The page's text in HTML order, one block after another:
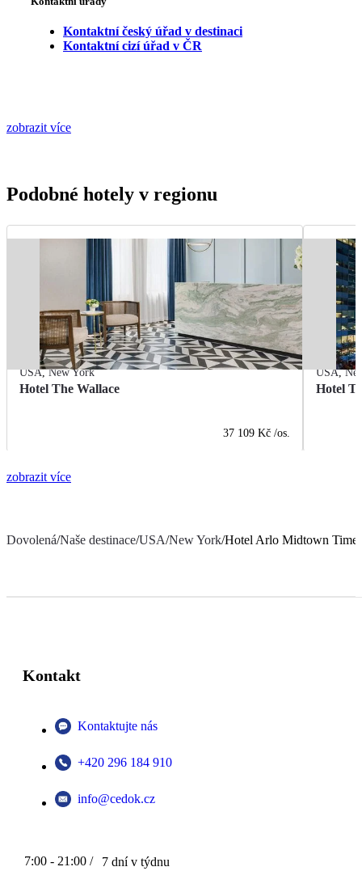
Kontaktní český úřad v destinaci
Kontaktní cizí úřad v ČR
zobrazit více
Podobné hotely v regionu
USA,New York
Hotel The Wallace
37 109 Kč /os.
USA,
Hotel
zobrazit více
Dovolená/Naše destinace/USA/New York/Hotel Arlo Midtown
Kontakt
Kontaktujte nás
+420 296 184 910
info@cedok.cz
7:00 - 21:00 / 7 dní v týdnu